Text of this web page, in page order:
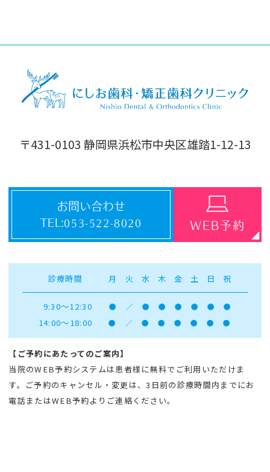
〒431-0103 静岡県浜松市中央区雄踏1-12-13
お問い合わせ
TEL:053-522-8020 WEB予約
診療時間 月 火 水 木 金 土 日 祝
9:30～12:30 ● ／ ● ● ● ● ● ●
14:00～18:00 ● ／ ● ● ● ● ● ●
【ご予約にあたってのご案内】
当院のWEB予約システムは患者様に無料でご利用いただけま
す。ご予約のキャンセル・変更は、3日前の診療時間内までにお
電話またはWEB予約よりご連絡ください。